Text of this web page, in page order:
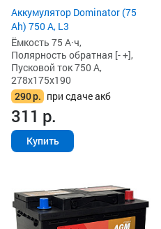
Аккумулятор Dominator (75
Ah) 750 А, L3
Ёмкость 75 А·ч,
Полярность обратная [- +],
Пусковой ток 750 А,
278x175x190
290р. при сдаче акб
311 р.
Купить